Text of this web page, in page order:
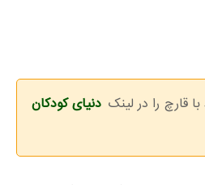
قارچ را در لینک دنیای کودکان